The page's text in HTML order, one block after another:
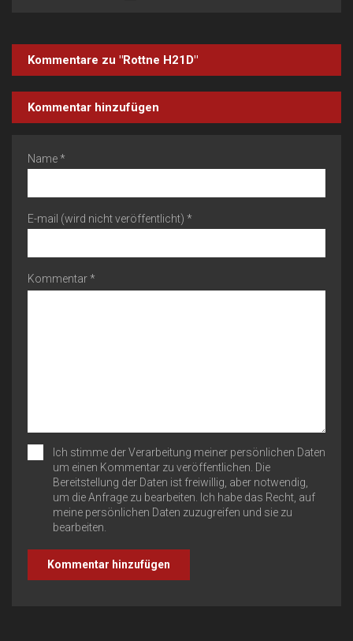
Kommentare zu "Rottne H21D"
Kommentar hinzufügen
Name *
E-mail (wird nicht veröffentlicht) *
Kommentar *
Ich stimme der Verarbeitung meiner persönlichen Daten
um einen Kommentar zu veröffentlichen. Die
Bereitstellung der Daten ist freiwillig, aber notwendig,
um die Anfrage zu bearbeiten. Ich habe das Recht, auf
meine persönlichen Daten zuzugreifen und sie zu
bearbeiten.